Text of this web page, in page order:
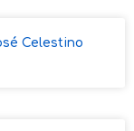
Celestino